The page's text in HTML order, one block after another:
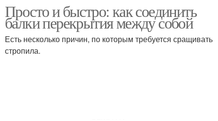
Просто и быстро: как соединить
балки перекрытия между собой
Есть несколько причин, по которым требуется сращивать
стропила.